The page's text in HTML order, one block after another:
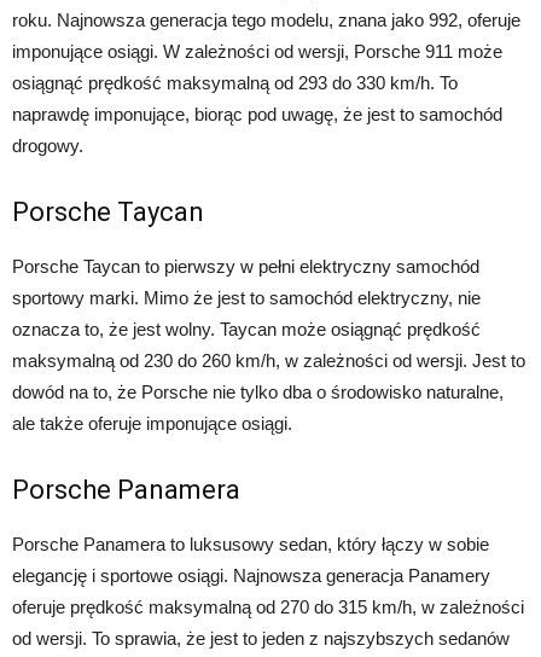
roku. Najnowsza generacja tego modelu, znana jako 992, oferuje
imponujące osiągi. W zależności od wersji, Porsche 911 może
osiągnąć prędkość maksymalną od 293 do 330 km/h. To
naprawdę imponujące, biorąc pod uwagę, że jest to samochód
drogowy.
Porsche Taycan
Porsche Taycan to pierwszy w pełni elektryczny samochód
sportowy marki. Mimo że jest to samochód elektryczny, nie
oznacza to, że jest wolny. Taycan może osiągnąć prędkość
maksymalną od 230 do 260 km/h, w zależności od wersji. Jest to
dowód na to, że Porsche nie tylko dba o środowisko naturalne,
ale także oferuje imponujące osiągi.
Porsche Panamera
Porsche Panamera to luksusowy sedan, który łączy w sobie
elegancję i sportowe osiągi. Najnowsza generacja Panamery
oferuje prędkość maksymalną od 270 do 315 km/h, w zależności
od wersji. To sprawia, że jest to jeden z najszybszych sedanów